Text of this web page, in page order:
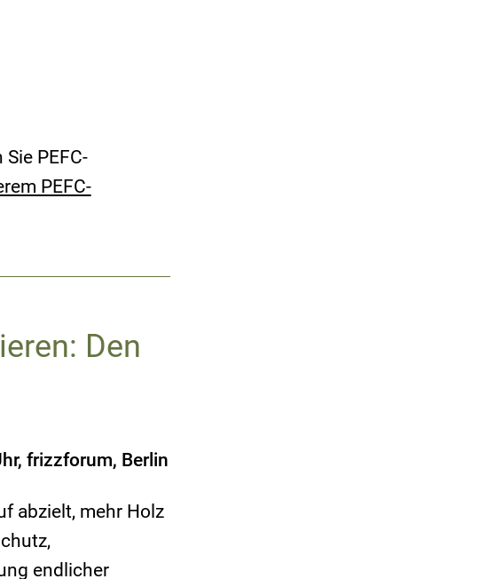
PEFC-
PEFC-
Den
frizzforum, Berlin
abzielt, mehr Holz
endlicher